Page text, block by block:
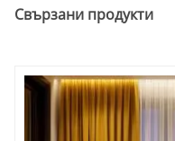
Свързани продукти